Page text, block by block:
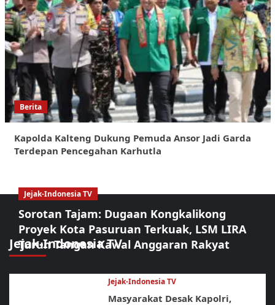
Berita
Kapolda Kalteng Dukung Pemuda Ansor Jadi Garda
Terdepan Pencegahan Karhutla
Jejak-Indonesia TV
Jejak-Indonesia TV
Sorotan Tajam: Dugaan Kongkalikong
Proyek Kota Pasuruan Terkuak, LSM LIRA
Turun Tangan Kawal Anggaran Rakyat
Jejak-Indonesia TV
Masyarakat Desak Kapolri,